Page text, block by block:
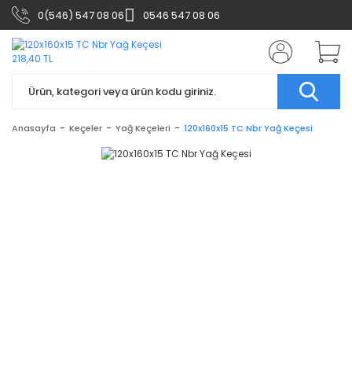
0(546) 547 08 06 0546 547 08 06
Anasayfa Keçeler Yağ Keçeleri 120x160x15 TC Nbr Yağ Keçesi